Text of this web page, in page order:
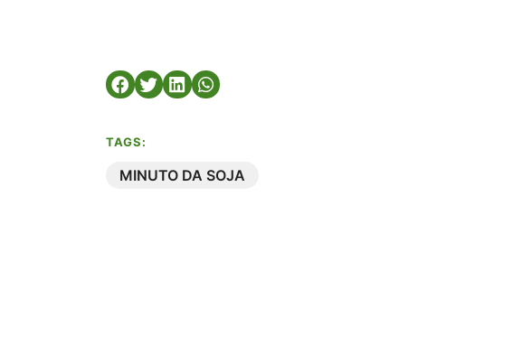
TAGS:
MINUTO DA SOJA